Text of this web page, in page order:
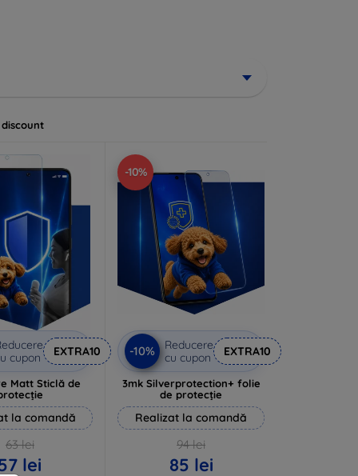
discount
cupon
EXTRA10
Matt Sticlă de
la comandă
63 lei
lei
-10%
-10%
Reducere
cu cupon
EXTRA10
3mk Silverprotection+ folie
de protecție
Realizat la comandă
94 lei
85 lei